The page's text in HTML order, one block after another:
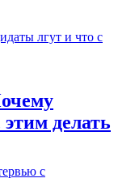
делать